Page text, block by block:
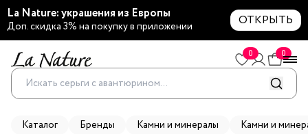
La Nature: украшения из Европы
Доп. скидка 3% на покупку в приложении ОТКРЫТЬ
0 0
Каталог Бренды Камни и минералы Камни и